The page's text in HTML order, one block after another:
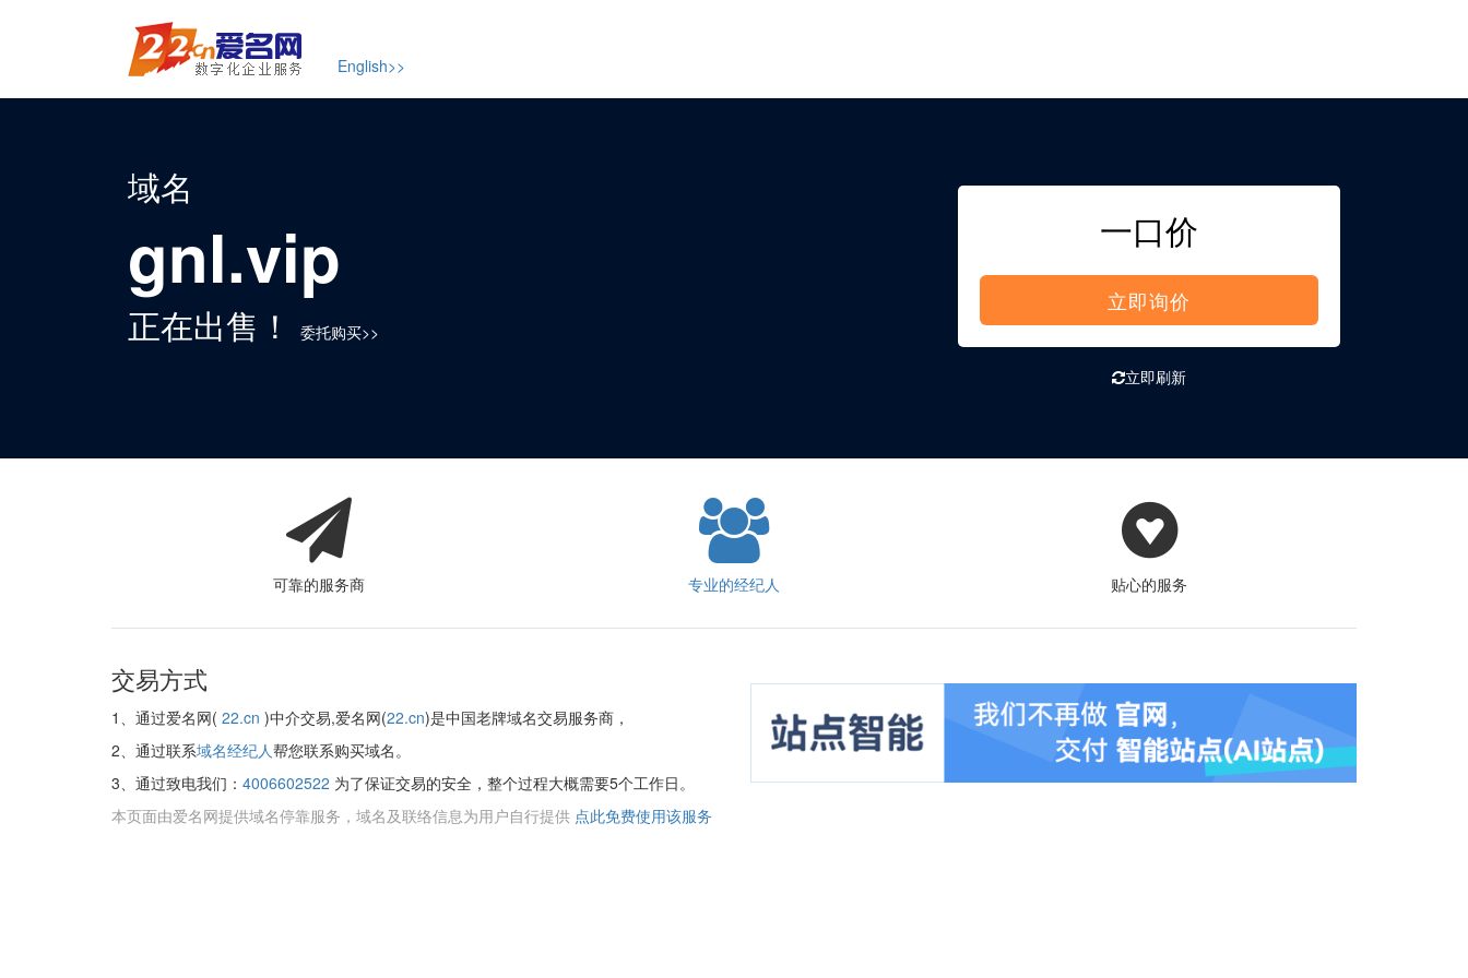
English>>
域名
gnl.vip
正在出售！ 委托购买>>
一口价
立即询价
立即刷新
可靠的服务商 专业的经纪人 贴心的服务
交易方式
1、通过爱名网( 22.cn )中介交易,爱名网(22.cn)是中国老牌域名交易服务商，
2、通过联系域名经纪人帮您联系购买域名。
3、通过致电我们： 4006602522 为了保证交易的安全，整个过程大概需要5个工作日。
本页面由爱名网提供域名停靠服务，域名及联络信息为用户自行提供 点此免费使用该服务